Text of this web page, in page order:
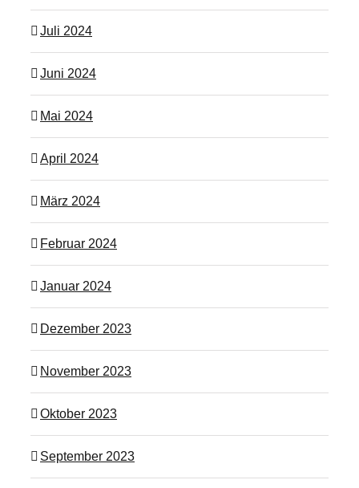
Juli 2024
Juni 2024
Mai 2024
April 2024
März 2024
Februar 2024
Januar 2024
Dezember 2023
November 2023
Oktober 2023
September 2023